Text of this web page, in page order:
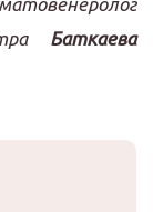
Баткаева